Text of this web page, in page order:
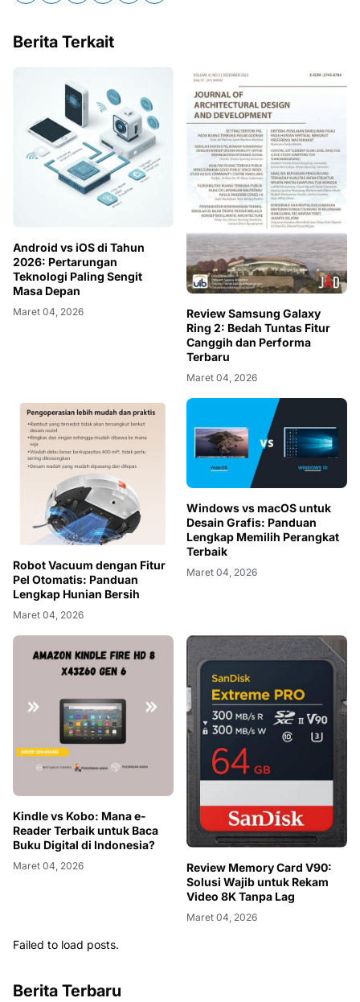
Berita Terkait
Android vs iOS di Tahun
2026: Pertarungan
Teknologi Paling Sengit
Masa Depan
Maret 04, 2026
Review Samsung Galaxy
Ring 2: Bedah Tuntas Fitur
Canggih dan Performa
Terbaru
Maret 04, 2026
Robot Vacuum dengan Fitur
Pel Otomatis: Panduan
Lengkap Hunian Bersih
Maret 04, 2026
Windows vs macOS untuk
Desain Grafis: Panduan
Lengkap Memilih Perangkat
Terbaik
Maret 04, 2026
Kindle vs Kobo: Mana e-
Reader Terbaik untuk Baca
Buku Digital di Indonesia?
Maret 04, 2026
Review Memory Card V90:
Solusi Wajib untuk Rekam
Video 8K Tanpa Lag
Maret 04, 2026
Failed to load posts.
Berita Terbaru